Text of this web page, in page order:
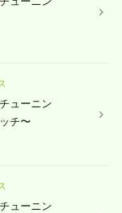
ューニン
チ〜
ューニン